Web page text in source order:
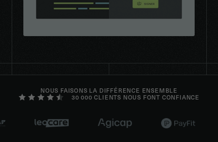
NOUS FAISONS LA DIFFÉRENCE ENSEMBLE
30 000 CLIENTS NOUS FONT CONFIANCE